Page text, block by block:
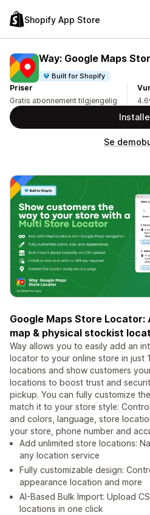
Shopify App Store
Way: Google Maps
Built for Shopify
Priser
Gratis abonnement tilgjengelig
4.6
Se
Google Maps Store
map & physical stockist
Way allows you to easily add an
locator to your online store in just
locations and show customers
locations to boost trust and
pickup. You can fully customize
match it to your store style:
and colors, language, store
your store, phone number and
Add unlimited store locations:
any location service
Fully customizable design:
appearance location and more
AI-Based Bulk Import: Upload
locations in one click